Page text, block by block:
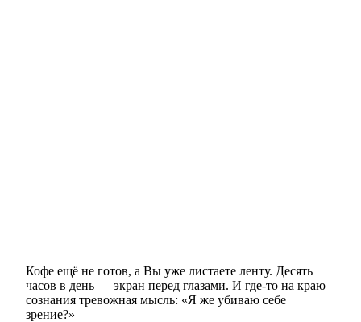
Кофе ещё не готов, а Вы уже листаете ленту. Десять
часов в день — экран перед глазами. И где-то на краю
сознания тревожная мысль: «Я же убиваю себе
зрение?»